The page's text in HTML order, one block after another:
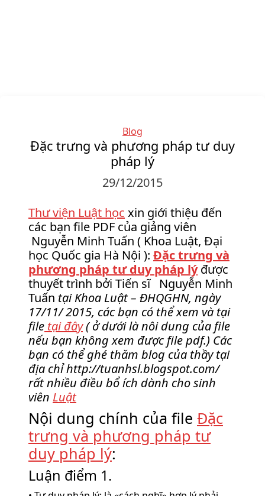
Categories
Blog
Đặc trưng và phương pháp tư duy
pháp lý
29/12/2015
Thư viện Luật học xin giới thiệu đến
các bạn file PDF của giảng viên
Nguyễn Minh Tuấn ( Khoa Luật, Đại
học Quốc gia Hà Nội ): Đặc trưng và
phương pháp tư duy pháp lýđược
thuyết trình bởi Tiến sĩ Nguyễn Minh
Tuấn tại Khoa Luật – ĐHQGHN, ngày
17/11/ 2015, các bạn có thể xem và tại
file tại đây( ở dưới là nôi dung của file
nếu bạn không xem được file pdf.) Các
bạn có thể ghé thăm blog của thầy tại
địa chỉ http://tuanhsl.blogspot.com/
rất nhiều điều bổ ích dành cho sinh
viên Luật
Nội dung chính của file Đặc
trưng và phương pháp tư
duy pháp lý:
Luận điểm 1.